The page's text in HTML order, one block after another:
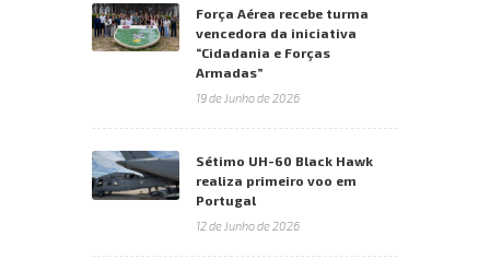
Força Aérea recebe turma
vencedora da iniciativa
“Cidadania e Forças
Armadas”
19 de Junho de 2026
Sétimo UH-60 Black Hawk
realiza primeiro voo em
Portugal
12 de Junho de 2026